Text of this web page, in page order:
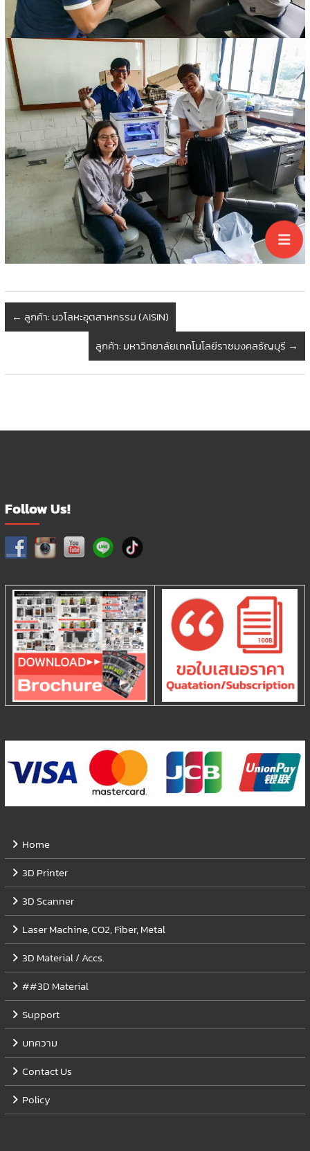
← ลูกค้า: นวโลหะอุตสาหกรรม (AISIN)
ลูกค้า: มหาวิทยาลัยเทคโนโลยีราชมงคลธัญบุรี →
Follow Us!
Home
3D Printer
3D Scanner
Laser Machine, CO2, Fiber, Metal
3D Material / Accs.
##3D Material
Support
บทความ
Contact Us
Policy